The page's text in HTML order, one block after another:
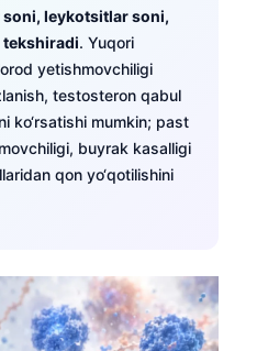
leykotsitlar soni,
tekshiradi. Yuqori
yetishmovchiligi
testosteron qabul
ko‘rsatishi mumkin; past
buyrak kasalligi
qon yo‘qotilishini